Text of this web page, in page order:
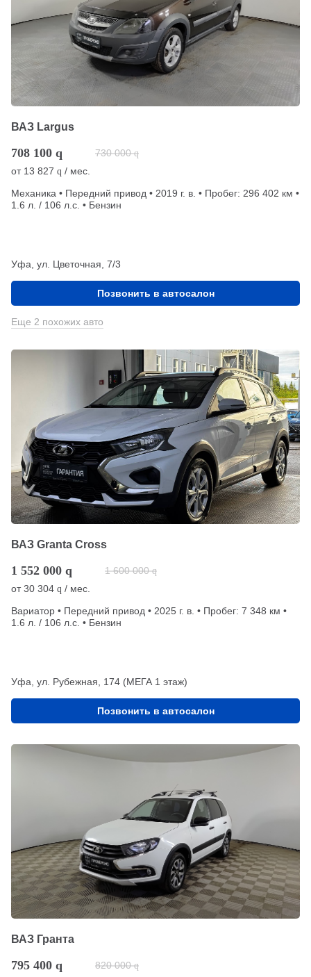
ВАЗ Largus
708 100 q 730 000 q
от 13 827 q / мес.
Механика • Передний привод • 2019 г. в. • Пробег: 296 402 км •
1.6 л. / 106 л.с. • Бензин
Уфа, ул. Цветочная, 7/3
Позвонить в автосалон
Еще 2 похожих авто
ВАЗ Granta Cross
1 552 000 q 1 600 000 q
от30 304 q / мес.
Вариатор • Передний привод • 2025 г. в. • Пробег: 7 348 км •
1.6 л. / 106 л.с. • Бензин
Уфа, ул. Рубежная, 174 (МЕГА 1 этаж)
Позвонить в автосалон
ВАЗ Гранта
795 400 q 820 000 q